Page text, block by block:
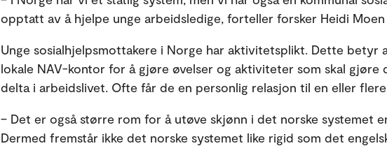
opptatt av å hjelpe unge arbeidsledige, forteller forsker Heidi Moen
Unge sosialhjelpsmottakere i Norge har aktivitetsplikt. Dette betyr
lokale NAV-kontor for å gjøre øvelser og aktiviteter som skal gjøre
delta i arbeidslivet. Ofte får de en personlig relasjon til en eller
– Det er også større rom for å utøve skjønn i det norske systemet
Dermed fremstår ikke det norske systemet like rigid som det